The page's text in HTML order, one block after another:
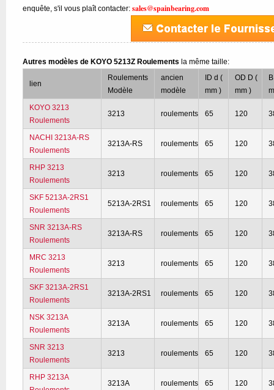
enquête, s'il vous plaît contacter:sales@spainbearing.com
Autres modèles de KOYO 5213Z Roulements la même taille:
lien
Roulements
Modèle
ancien
modèle
ID d (
mm )
OD D (
mm )
KOYO 3213
Roulements
3213 roulements 65 120
NACHI 3213A-RS
Roulements
3213A-RS roulements 65 120
RHP 3213
Roulements
3213 roulements 65 120
SKF 5213A-2RS1
Roulements
5213A-2RS1 roulements 65 120
SNR 3213A-RS
Roulements
3213A-RS roulements 65 120
MRC 3213
Roulements
3213 roulements 65 120
SKF 3213A-2RS1
Roulements
3213A-2RS1 roulements 65 120
NSK 3213A
Roulements
3213A roulements 65 120
SNR 3213
Roulements
3213 roulements 65 120
RHP 3213A
3213A roulements 65 120